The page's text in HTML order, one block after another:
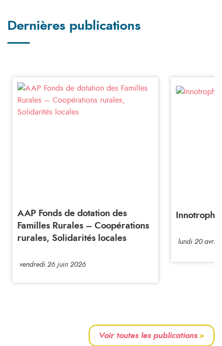
Dernières publications
AAP Fonds de dotation des
Familles Rurales – Coopérations
rurales, Solidarités locales
vendredi 26 juin 2026
lundi 20 avril
Voir toutes les publications>